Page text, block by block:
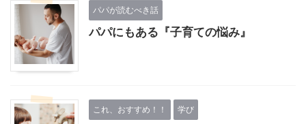
パパが読むべき話
パパにもある『子育ての悩み』
これ、おすすめ！！ 学び